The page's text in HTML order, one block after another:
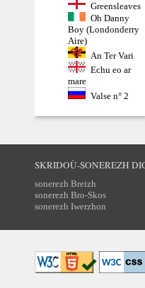
Greensleaves
Oh Danny
Boy (Londonderry
Aire)
An Ter Vari
Echu eo ar
mare
Valse n° 2
SKRIDOÙ-SONEREZH
sonerezh Breizh
sonerezh Bro-Skos
sonerezh Iwerzhon